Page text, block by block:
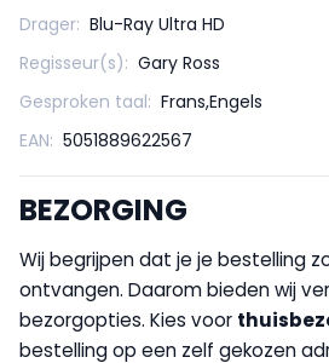
Drager: Blu-Ray Ultra HD
Regisseur(s): Gary Ross
Gesproken taal: Frans,Engels
EAN: 5051889622567
BEZORGING
Wij begrijpen dat je je bestelling
ontvangen. Daarom bieden wij
bezorgopties. Kies voor
bestelling op een zelf gekozen